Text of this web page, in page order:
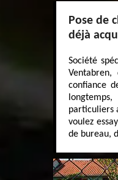
Pose de
déjà
Société
confiance
particuliers
voulez
de bureau,